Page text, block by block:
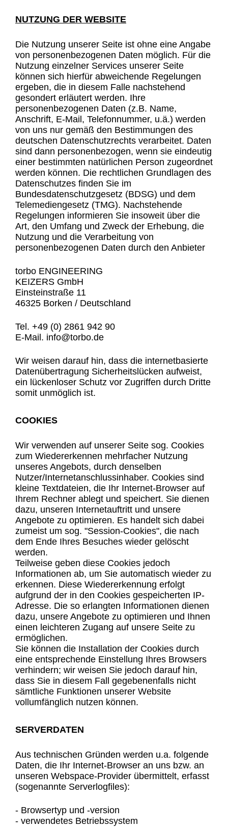
NUTZUNG DER WEBSITE
Die Nutzung unserer Seite ist ohne eine Angabe
von personenbezogenen Daten möglich. Für die
Nutzung einzelner Services unserer Seite
können sich hierfür abweichende Regelungen
ergeben, die in diesem Falle nachstehend
gesondert erläutert werden. Ihre
personenbezogenen Daten (z.B. Name,
Anschrift, E-Mail, Telefonnummer, u.ä.) werden
von uns nur gemäß den Bestimmungen des
deutschen Datenschutzrechts verarbeitet. Daten
sind dann personenbezogen, wenn sie eindeutig
einer bestimmten natürlichen Person zugeordnet
werden können. Die rechtlichen Grundlagen des
Datenschutzes finden Sie im
Bundesdatenschutzgesetz (BDSG) und dem
Telemediengesetz (TMG). Nachstehende
Regelungen informieren Sie insoweit über die
Art, den Umfang und Zweck der Erhebung, die
Nutzung und die Verarbeitung von
personenbezogenen Daten durch den Anbieter
torbo ENGINEERING
KEIZERS GmbH
Einsteinstraße 11
46325 Borken / Deutschland
Tel. +49 (0) 2861 942 90
E-Mail. info@torbo.de
Wir weisen darauf hin, dass die internetbasierte
Datenübertragung Sicherheitslücken aufweist,
ein lückenloser Schutz vor Zugriffen durch Dritte
somit unmöglich ist.
COOKIES
Wir verwenden auf unserer Seite sog. Cookies
zum Wiedererkennen mehrfacher Nutzung
unseres Angebots, durch denselben
Nutzer/Internetanschlussinhaber. Cookies sind
kleine Textdateien, die Ihr Internet-Browser auf
Ihrem Rechner ablegt und speichert. Sie dienen
dazu, unseren Internetauftritt und unsere
Angebote zu optimieren. Es handelt sich dabei
zumeist um sog. "Session-Cookies", die nach
dem Ende Ihres Besuches wieder gelöscht
werden.
Teilweise geben diese Cookies jedoch
Informationen ab, um Sie automatisch wieder zu
erkennen. Diese Wiedererkennung erfolgt
aufgrund der in den Cookies gespeicherten IP-
Adresse. Die so erlangten Informationen dienen
dazu, unsere Angebote zu optimieren und Ihnen
einen leichteren Zugang auf unsere Seite zu
ermöglichen.
Sie können die Installation der Cookies durch
eine entsprechende Einstellung Ihres Browsers
verhindern; wir weisen Sie jedoch darauf hin,
dass Sie in diesem Fall gegebenenfalls nicht
sämtliche Funktionen unserer Website
vollumfänglich nutzen können.
SERVERDATEN
Aus technischen Gründen werden u.a. folgende
Daten, die Ihr Internet-Browser an uns bzw. an
unseren Webspace-Provider übermittelt, erfasst
(sogenannte Serverlogfiles):
- Browsertyp und -version
- verwendetes Betriebssystem